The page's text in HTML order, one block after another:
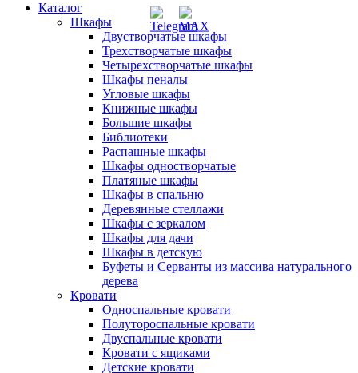
Каталог
Шкафы
Двустворчатые шкафы
Трехстворчатые шкафы
Четырехстворчатые шкафы
Шкафы пеналы
Угловые шкафы
Книжные шкафы
Большие шкафы
Библиотеки
Распашные шкафы
Шкафы одностворчатые
Платяные шкафы
Шкафы в спальню
Деревянные стеллажи
Шкафы с зеркалом
Шкафы для дачи
Шкафы в детскую
Буфеты и Серванты из массива натурального
дерева
Кровати
Односпальные кровати
Полутороспальные кровати
Двуспальные кровати
Кровати с ящиками
Детские кровати